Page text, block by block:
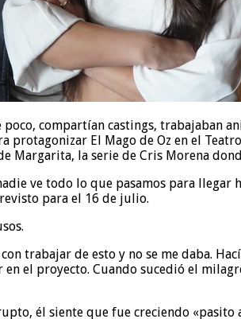
compartían castings, trabajaban
protagonizar El Mago de Oz en el
Margarita, la serie de Cris Morena
ve todo lo que pasamos para llegar
para el 16 de julio.
trabajar de esto y no se me daba.
en el proyecto. Cuando sucedió el
él siente que fue creciendo